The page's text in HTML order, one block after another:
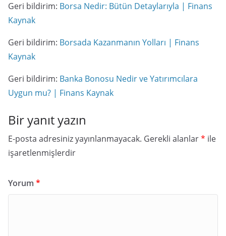
Geri bildirim: Borsa Nedir: Bütün Detaylarıyla | Finans
Kaynak
Geri bildirim: Borsada Kazanmanın Yolları | Finans
Kaynak
Geri bildirim: Banka Bonosu Nedir ve Yatırımcılara
Uygun mu? | Finans Kaynak
Bir yanıt yazın
E-posta adresiniz yayınlanmayacak. Gerekli alanlar* ile
işaretlenmişlerdir
Yorum *